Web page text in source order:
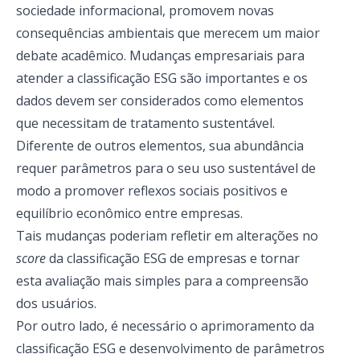
sociedade informacional, promovem novas
consequências ambientais que merecem um maior
debate acadêmico. Mudanças empresariais para
atender a classificação ESG são importantes e os
dados devem ser considerados como elementos
que necessitam de tratamento sustentável.
Diferente de outros elementos, sua abundância
requer parâmetros para o seu uso sustentável de
modo a promover reflexos sociais positivos e
equilíbrio econômico entre empresas.
Tais mudanças poderiam refletir em alterações no
scoreda classificação ESG de empresas e tornar
esta avaliação mais simples para a compreensão
dos usuários.
Por outro lado, é necessário o aprimoramento da
classificação ESG e desenvolvimento de parâmetros